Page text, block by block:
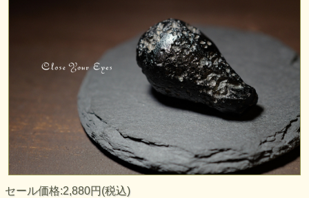
セール価格:2,880円(税込)